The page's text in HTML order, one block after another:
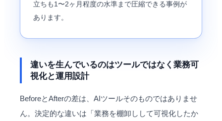
立ちも1〜2ヶ月程度の水準まで圧縮できる事例が
あります。
違いを生んでいるのはツールではなく業務可
視化と運用設計
BeforeとAfterの差は、AIツールそのものではありませ
ん。決定的な違いは「業務を棚卸しして可視化したか